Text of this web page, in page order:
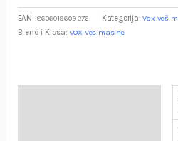
EAN: 8606019609276 Kategorija:Vox veš
Brend i Klasa: VOX Ves masine